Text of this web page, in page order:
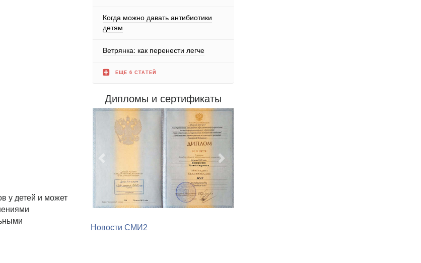
у детей и может
Когда можно давать антибиотики
детям
Ветрянка: как перенести легче
ЕЩЕ 6 СТАТЕЙ
Дипломы и сертификаты
Следующий
Новости СМИ2